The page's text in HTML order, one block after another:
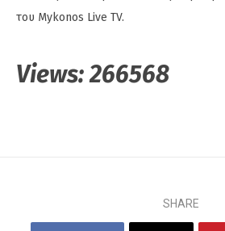
του Mykonos Live TV.
Views:266568
SHARE